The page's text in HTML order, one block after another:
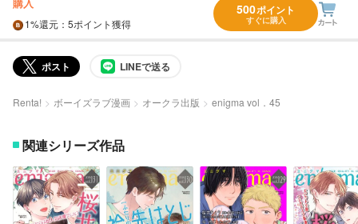
1%還元 ：5ポイント獲得
500ポイント
すぐに購入
ポスト LINEで送る
Renta! ボーイズラブ漫画 オークラ出版 enigma vol．45
関連シリーズ作品